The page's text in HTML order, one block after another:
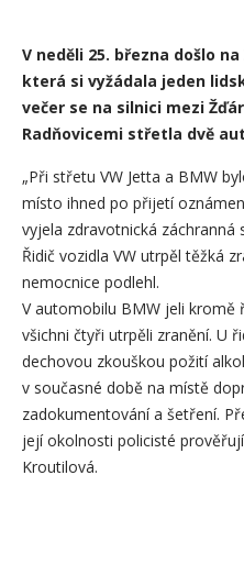
V neděli 25. března došlo
která si vyžádala jeden
večer se na silnici mezi
Radňovicemi střetla dvě
„Při střetu VW Jetta a BMW
místo ihned po přijetí
vyjela zdravotnická záchranná
Řidič vozidla VW utrpěl těžká
nemocnice podlehl.
V automobilu BMW jeli kromě
všichni čtyři utrpěli zranění. U
dechovou zkouškou požití
v současné době na místě
zadokumentování a šetření.
její okolnosti policisté
Kroutilová.